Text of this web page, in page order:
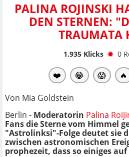
PALINA ROJINSKI
DEN STERNEN:
TRAUMATA
1.935Klicks 0
❤️ 😂 😱 🔥
Von Mia Goldstein
Berlin - Moderatorin Palina
Fans die Sterne vom Himmel
"Astrolinksi"-Folge deutet sie
zwischen astronomischen
prophezeit, dass so einiges